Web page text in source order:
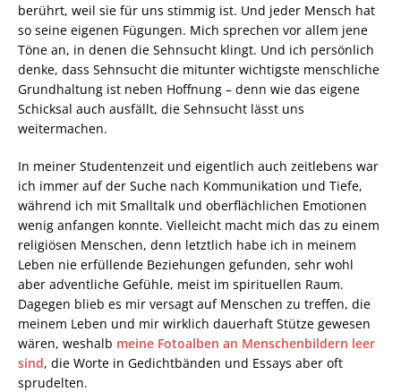
berührt, weil sie für uns stimmig ist. Und jeder Mensch hat
so seine eigenen Fügungen. Mich sprechen vor allem jene
Töne an, in denen die Sehnsucht klingt. Und ich persönlich
denke, dass Sehnsucht die mitunter wichtigste menschliche
Grundhaltung ist neben Hoffnung – denn wie das eigene
Schicksal auch ausfällt, die Sehnsucht lässt uns
weitermachen.
In meiner Studentenzeit und eigentlich auch zeitlebens war
ich immer auf der Suche nach Kommunikation und Tiefe,
während ich mit Smalltalk und oberflächlichen Emotionen
wenig anfangen konnte. Vielleicht macht mich das zu einem
religiösen Menschen, denn letztlich habe ich in meinem
Leben nie erfüllende Beziehungen gefunden, sehr wohl
aber adventliche Gefühle, meist im spirituellen Raum.
Dagegen blieb es mir versagt auf Menschen zu treffen, die
meinem Leben und mir wirklich dauerhaft Stütze gewesen
wären, weshalb meine Fotoalben an Menschenbildern leer
sind, die Worte in Gedichtbänden und Essays aber oft
sprudelten.